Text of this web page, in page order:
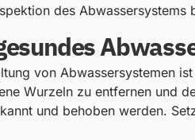
des Abwassersystems
von Abwassersystemen
Wurzeln zu entfernen und
und behoben werden.